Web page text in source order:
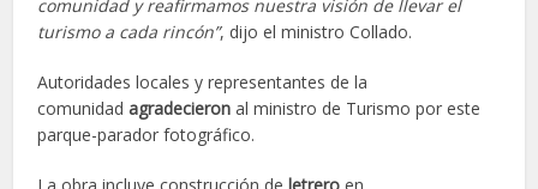
comunidad y reafirmamos nuestra visión de llevar el
turismo a cada rincón”, dijo el ministro Collado.
Autoridades locales y representantes de la
comunidadagradecieron al ministro de Turismo por este
parque-parador fotográfico.